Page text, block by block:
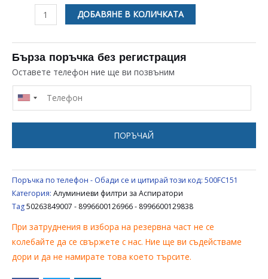
количество
AЛУМИНИЕВ
ФИЛТЪР
507
x
158
АСПИРАТОР
/
ELECTROLUX
/
50263849007
ДОБАВЯНЕ В КОЛИЧКАТА
Бърза поръчка без регистрация
Оставете телефон ние ще ви позвъним
ПОРЪЧАЙ
Поръчка по телефон - Обади се и цитирай този код: 500FC151
Категория: Алуминиеви филтри за Аспиратори
Tag50263849007 - 8996600126966 - 8996600129838
При затруднения в избора на резервна част не се
колебайте да се свържете с нас. Ние ще ви съдействаме
дори и да не намирате това което търсите.